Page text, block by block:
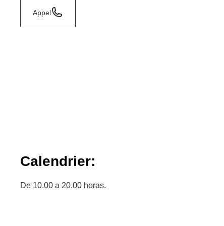
Appel
Calendrier:
De 10.00 a 20.00 horas.